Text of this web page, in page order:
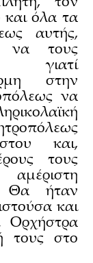
όλα τα
αυτής,
να τους
γιατί
στην
να
και,
τους
Θα ήταν
και
Ορχήστρα
τους στο